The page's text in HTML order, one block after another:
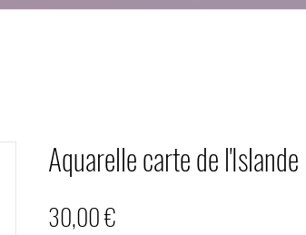
Aquarelle carte de l'Islande
30,00 €